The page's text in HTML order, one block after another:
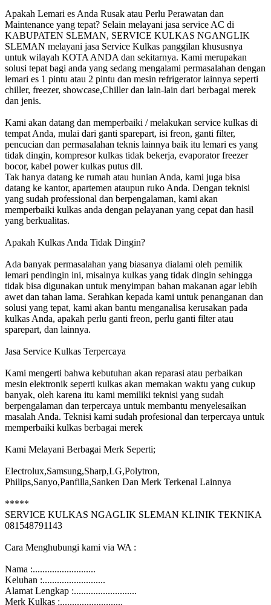
Apakah Lemari es Anda Rusak atau Perlu Perawatan dan
Maintenance yang tepat? Selain melayani jasa service AC di
KABUPATEN SLEMAN, SERVICE KULKAS NGANGLIK
SLEMAN melayani jasa Service Kulkas panggilan khususnya
untuk wilayah KOTA ANDA dan sekitarnya. Kami merupakan
solusi tepat bagi anda yang sedang mengalami permasalahan dengan
lemari es 1 pintu atau 2 pintu dan mesin refrigerator lainnya seperti
chiller, freezer, showcase,Chiller dan lain-lain dari berbagai merek
dan jenis.
Kami akan datang dan memperbaiki / melakukan service kulkas di
tempat Anda, mulai dari ganti sparepart, isi freon, ganti filter,
pencucian dan permasalahan teknis lainnya baik itu lemari es yang
tidak dingin, kompresor kulkas tidak bekerja, evaporator freezer
bocor, kabel power kulkas putus dll.
Tak hanya datang ke rumah atau hunian Anda, kami juga bisa
datang ke kantor, apartemen ataupun ruko Anda. Dengan teknisi
yang sudah professional dan berpengalaman, kami akan
memperbaiki kulkas anda dengan pelayanan yang cepat dan hasil
yang berkualitas.
Apakah Kulkas Anda Tidak Dingin?
Ada banyak permasalahan yang biasanya dialami oleh pemilik
lemari pendingin ini, misalnya kulkas yang tidak dingin sehingga
tidak bisa digunakan untuk menyimpan bahan makanan agar lebih
awet dan tahan lama. Serahkan kepada kami untuk penanganan dan
solusi yang tepat, kami akan bantu menganalisa kerusakan pada
kulkas Anda, apakah perlu ganti freon, perlu ganti filter atau
sparepart, dan lainnya.
Jasa Service Kulkas Terpercaya
Kami mengerti bahwa kebutuhan akan reparasi atau perbaikan
mesin elektronik seperti kulkas akan memakan waktu yang cukup
banyak, oleh karena itu kami memiliki teknisi yang sudah
berpengalaman dan terpercaya untuk membantu menyelesaikan
masalah Anda. Teknisi kami sudah profesional dan terpercaya untuk
memperbaiki kulkas berbagai merek
Kami Melayani Berbagai Merk Seperti;
Electrolux,Samsung,Sharp,LG,Polytron,
Philips,Sanyo,Panfilla,Sanken Dan Merk Terkenal Lainnya
*****
SERVICE KULKAS NGAGLIK SLEMAN KLINIK TEKNIKA
081548791143
Cara Menghubungi kami via WA :
Nama :..........................
Keluhan :..........................
Alamat Lengkap :..........................
Merk Kulkas :..........................